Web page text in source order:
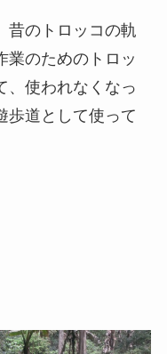
昔のトロッコの軌
業のためのトロッ
、使われなくなっ
歩道として使って